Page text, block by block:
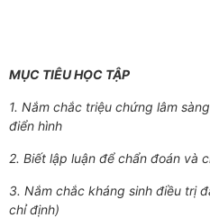
MỤC TIÊU HỌC TẬP
1. Nắm chắc triệu chứng lâm
điển hình
2. Biết lập luận để chẩn đoán và
3. Nắm chắc kháng sinh điều trị
chỉ định)